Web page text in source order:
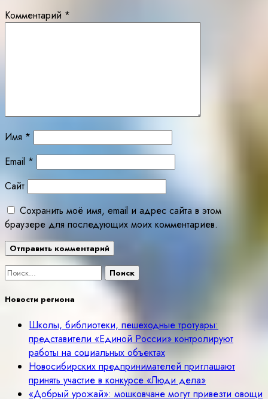
Комментарий *
Имя *
Email *
Сайт
Сохранить моё имя, email и адрес сайта в этом
браузере для последующих моих комментариев.
Найти:
Новости региона
Школы, библиотеки, пешеходные тротуары:
представители «Единой России» контролируют
работы на социальных объектах
Новосибирских предпринимателей приглашают
принять участие в конкурсе «Люди дела»
«Добрый урожай»: мошковчане могут привезти овощи